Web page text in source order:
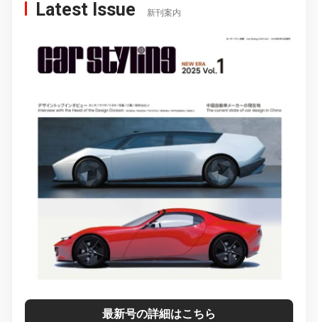
Latest Issue 新刊案内
最新号の詳細はこちら